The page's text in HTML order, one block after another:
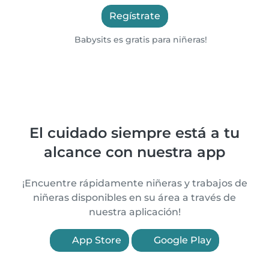
Regístrate
Babysits es gratis para niñeras!
El cuidado siempre está a tu
alcance con nuestra app
¡Encuentre rápidamente niñeras y trabajos de
niñeras disponibles en su área a través de
nuestra aplicación!
App Store Google Play